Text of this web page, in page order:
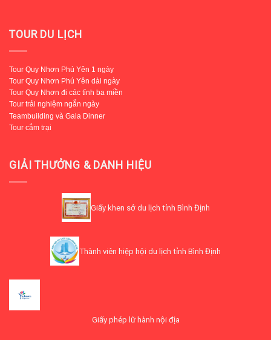
TOUR DU LỊCH
Tour Quy Nhơn Phú Yên 1 ngày
Tour Quy Nhơn Phú Yên dài ngày
Tour Quy Nhơn đi các tỉnh ba miền
Tour trải nghiệm ngắn ngày
Teambuilding và Gala Dinner
Tour cắm trại
GIẢI THƯỞNG & DANH HIỆU
Giấy khen sở du lịch tỉnh Bình Định
Thành viên hiệp hội du lịch tỉnh Bình Định
Giấy phép lữ hành nội địa